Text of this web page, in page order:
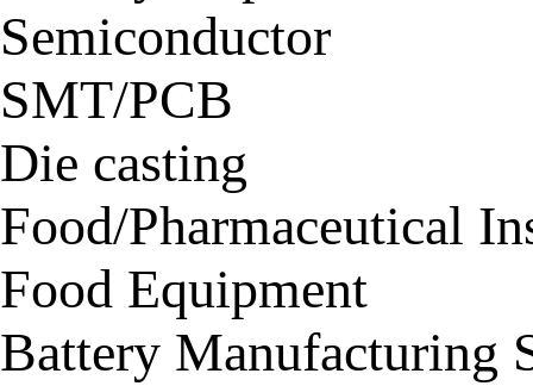
Semiconductor
SMT/PCB
Die casting
Food/Pharmaceutical
Food Equipment
Battery Manufacturing